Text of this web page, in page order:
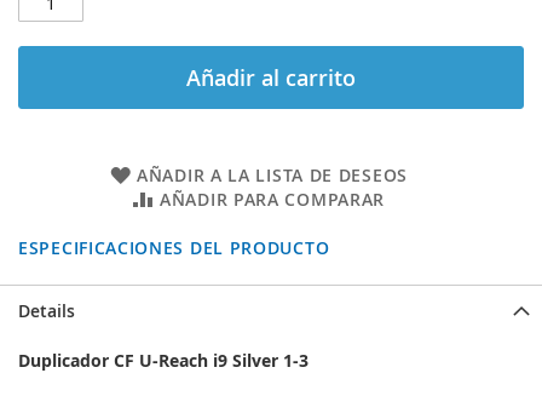
Añadir al carrito
AÑADIR A LA LISTA DE DESEOS
AÑADIR PARA COMPARAR
ESPECIFICACIONES DEL PRODUCTO
Details
Duplicador CF U-Reach i9 Silver 1-3